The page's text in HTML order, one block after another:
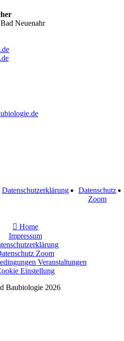
Neuenahr
Datenschutzerklärung
Datenschutz
Zoom
Home
Impressum
Zoom
Veranstaltungen
Einstellung
Baubiologie 2026